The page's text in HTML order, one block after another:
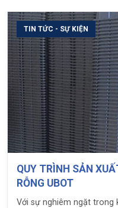
TIN TỨC - SỰ KIỆN
QUY TRÌNH SẢN
RỖNG UBOT
Với sự nghiêm ngặt trong